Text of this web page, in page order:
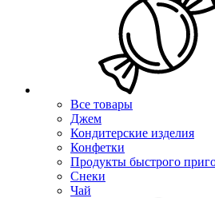
Все товары
Джем
Кондитерские изделия
Конфетки
Продукты быстрого
Снеки
Чай